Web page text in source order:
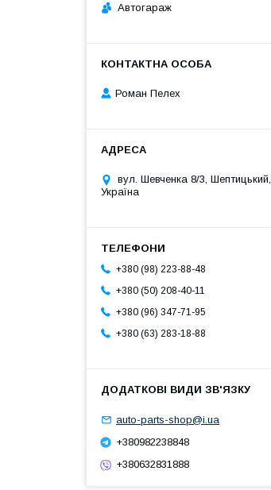
Автогараж
Роман Пелех
вул. Шевченка 8/3, Шептицький,
Україна
+380 (98) 223-88-48
+380 (50) 208-40-11
+380 (96) 347-71-95
+380 (63) 283-18-88
auto-parts-shop@i.ua
+380982238848
+380632831888